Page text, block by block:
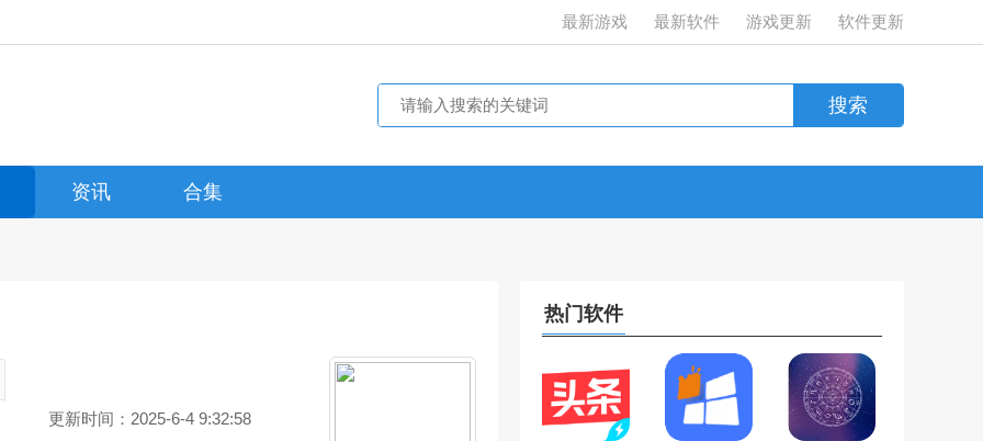
最新游戏 最新软件 游戏更新 软件更新
资讯 合集
更新时间：2025-6-4 9:32:58
热门软件